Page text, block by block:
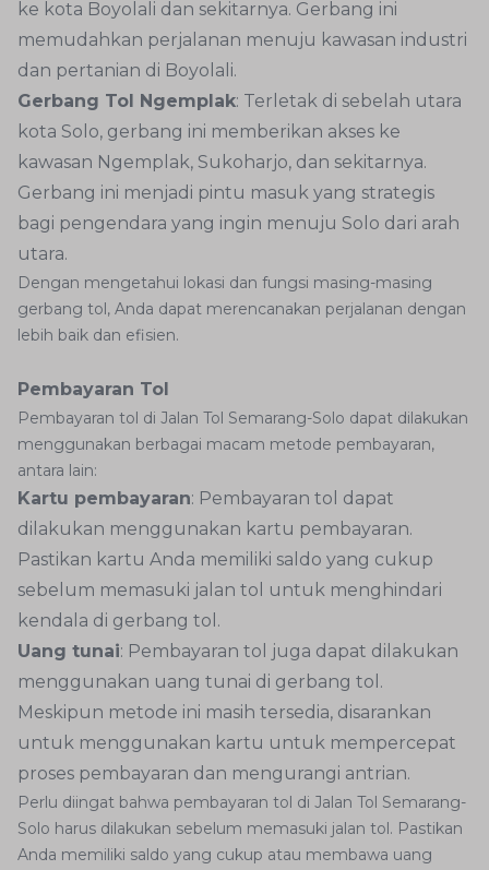
ke kota Boyolali dan sekitarnya. Gerbang ini
memudahkan perjalanan menuju kawasan industri
dan pertanian di Boyolali.
Gerbang Tol Ngemplak: Terletak di sebelah utara
kota Solo, gerbang ini memberikan akses ke
kawasan Ngemplak, Sukoharjo, dan sekitarnya.
Gerbang ini menjadi pintu masuk yang strategis
bagi pengendara yang ingin menuju Solo dari arah
utara.
Dengan mengetahui lokasi dan fungsi masing-masing
gerbang tol, Anda dapat merencanakan perjalanan dengan
lebih baik dan efisien.
Pembayaran Tol
Pembayaran tol di Jalan Tol Semarang-Solo dapat dilakukan
menggunakan berbagai macam metode pembayaran,
antara lain:
Kartu pembayaran: Pembayaran tol dapat
dilakukan menggunakan kartu pembayaran.
Pastikan kartu Anda memiliki saldo yang cukup
sebelum memasuki jalan tol untuk menghindari
kendala di gerbang tol.
Uang tunai: Pembayaran tol juga dapat dilakukan
menggunakan uang tunai di gerbang tol.
Meskipun metode ini masih tersedia, disarankan
untuk menggunakan kartu untuk mempercepat
proses pembayaran dan mengurangi antrian.
Perlu diingat bahwa pembayaran tol di Jalan Tol Semarang-
Solo harus dilakukan sebelum memasuki jalan tol. Pastikan
Anda memiliki saldo yang cukup atau membawa uang